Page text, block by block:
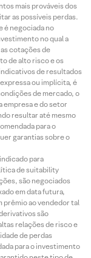
mais prováveis dos
as possíveis perdas.
é negociada no
no qual a
cotações de
de alto risco e os
de resultados
ou implícita, é
de mercado, o
e do setor
resultar até mesmo
para o
garantias sobre o
para
de suitability
são negociados
em data futura,
prêmio ao vendedor tal
são
relações de risco e
de perdas
para o investimento